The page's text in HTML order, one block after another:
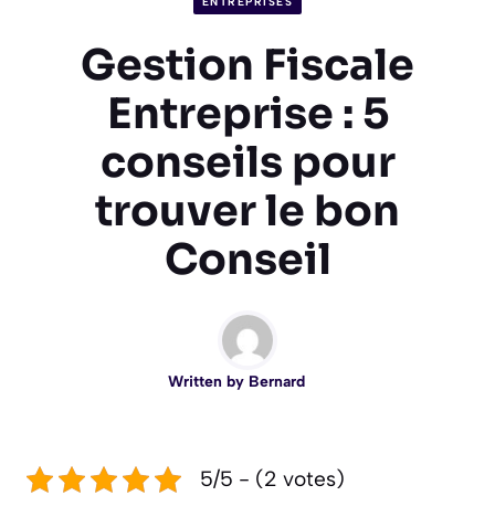
Gestion Fiscale
Entreprise : 5
conseils pour
trouver le bon
Conseil
Written by Bernard
5/5 - (2 votes)